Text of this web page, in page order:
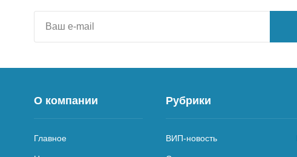
О компании
Главное
Рубрики
ВИП-новость